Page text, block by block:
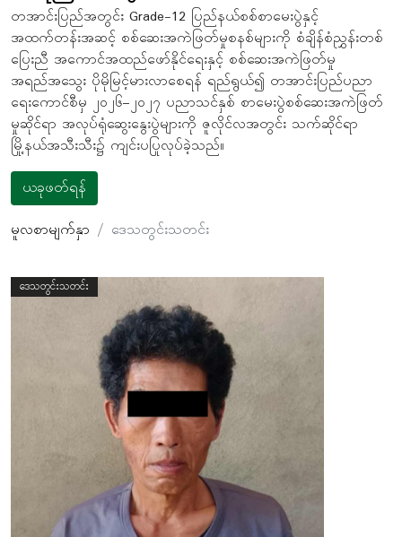
တအာင်းပြည်အတွင်း Grade-12 ပြည်နယ်စစ်စာမေးပွဲနှင့်
အထက်တန်းအဆင့် စစ်ဆေးအကဲဖြတ်မှုစနစ်များကို စံချိန်စံညွှန်းတစ်
ပြေးညီ အကောင်အထည်ဖော်နိုင်ရေးနှင့် စစ်ဆေးအကဲဖြတ်မှု
အရည်အသွေး ပိုမိုမြင့်မားလာစေရန် ရည်ရွယ်၍ တအာင်းပြည်ပညာ
ရေးကောင်စီမှ ၂၀၂၆–၂၀၂၇ ပညာသင်နှစ် စာမေးပွဲစစ်ဆေးအကဲဖြတ်
မှုဆိုင်ရာ အလုပ်ရုံဆွေးနွေးပွဲများကို ဇူလိုင်လအတွင်း သက်ဆိုင်ရာ
မြို့နယ်အသီးသီး၌ ကျင်းပပြုလုပ်ခဲ့သည်။
ယခုဖတ်ရန်
မူလစာမျက်နှာ
ဒေသတွင်းသတင်း
ဒေသတွင်းသတင်း